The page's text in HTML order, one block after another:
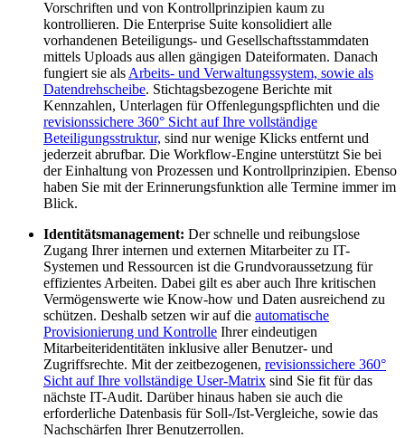
Vorschriften und von Kontrollprinzipien kaum zu
kontrollieren. Die Enterprise Suite konsolidiert alle
vorhandenen Beteiligungs- und Gesellschaftsstammdaten
mittels Uploads aus allen gängigen Dateiformaten. Danach
fungiert sie als Arbeits- und Verwaltungssystem, sowie als
Datendrehscheibe. Stichtagsbezogene Berichte mit
Kennzahlen, Unterlagen für Offenlegungspflichten und die
revisionssichere 360° Sicht auf Ihre vollständige
Beteiligungsstruktur, sind nur wenige Klicks entfernt und
jederzeit abrufbar. Die Workflow-Engine unterstützt Sie bei
der Einhaltung von Prozessen und Kontrollprinzipien. Ebenso
haben Sie mit der Erinnerungsfunktion alle Termine immer im
Blick.
Identitätsmanagement: Der schnelle und reibungslose
Zugang Ihrer internen und externen Mitarbeiter zu IT-
Systemen und Ressourcen ist die Grundvoraussetzung für
effizientes Arbeiten. Dabei gilt es aber auch Ihre kritischen
Vermögenswerte wie Know-how und Daten ausreichend zu
schützen. Deshalb setzen wir auf die automatische
Provisionierung und Kontrolle Ihrer eindeutigen
Mitarbeiteridentitäten inklusive aller Benutzer- und
Zugriffsrechte. Mit der zeitbezogenen, revisionssichere 360°
Sicht auf Ihre vollständige User-Matrix sind Sie fit für das
nächste IT-Audit. Darüber hinaus haben sie auch die
erforderliche Datenbasis für Soll-/Ist-Vergleiche, sowie das
Nachschärfen Ihrer Benutzerrollen.